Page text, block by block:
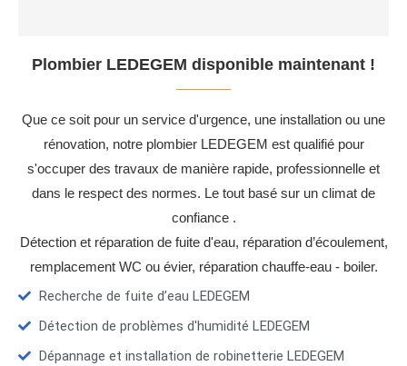
Plombier LEDEGEM disponible maintenant !
Que ce soit pour un service d'urgence, une installation ou une
rénovation, notre plombier LEDEGEM est qualifié pour
s'occuper des travaux de manière rapide, professionnelle et
dans le respect des normes. Le tout basé sur un climat de
confiance .
Détection et réparation de fuite d'eau, réparation d’écoulement,
remplacement WC ou évier, réparation chauffe-eau - boiler.
Recherche de fuite d’eau LEDEGEM
Détection de problèmes d'humidité LEDEGEM
Dépannage et installation de robinetterie LEDEGEM